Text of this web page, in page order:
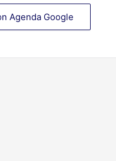
Agenda Google